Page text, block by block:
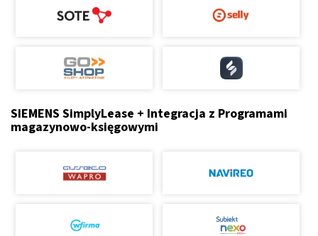
SIEMENS SimplyLease + Integracja z Programami
magazynowo-księgowymi